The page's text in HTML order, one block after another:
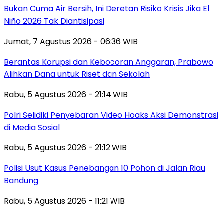
Bukan Cuma Air Bersih, Ini Deretan Risiko Krisis Jika El
Niño 2026 Tak Diantisipasi
Jumat, 7 Agustus 2026 - 06:36 WIB
Berantas Korupsi dan Kebocoran Anggaran, Prabowo
Alihkan Dana untuk Riset dan Sekolah
Rabu, 5 Agustus 2026 - 21:14 WIB
Polri Selidiki Penyebaran Video Hoaks Aksi Demonstrasi
di Media Sosial
Rabu, 5 Agustus 2026 - 21:12 WIB
Polisi Usut Kasus Penebangan 10 Pohon di Jalan Riau
Bandung
Rabu, 5 Agustus 2026 - 11:21 WIB